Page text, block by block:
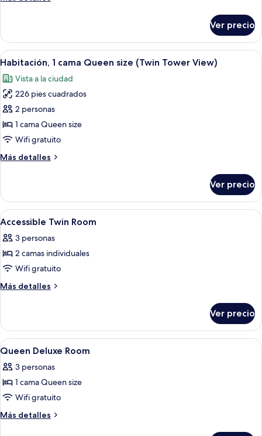
cama
(Twin
Tower
View)
Deluxe,
cama
size
(Twin
Tower
View)
Ver precio
Abrir
todas
las
fotos
de
Habitación,
1
Queen
Tower
View)
Habitación de hotel con cama,
10
Habitación, 1 cama Queen size (Twin Tower View)
Vista a la ciudad
226 pies cuadrados
2 personas
1 cama Queen size
Wifi gratuito
Más detalles
Más
1
cama
Queen
(Twin
Tower
Ver precio
Abrir
todas
las
fotos
de
Accessible
Minibar, caja de seguridad en la
2
Accessible Twin Room
3 personas
2 camas individuales
Wifi gratuito
Más detalles
Más
Twin
Room
Ver precio
Abrir
todas
las
fotos
de
Queen
Un cuarto de hotel con una cama
9
Queen Deluxe Room
3 personas
1 cama Queen size
Wifi gratuito
Más detalles
Más